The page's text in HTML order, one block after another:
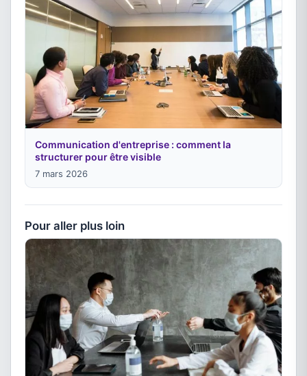
Communication d'entreprise : comment la
structurer pour être visible
7 mars 2026
Pour aller plus loin